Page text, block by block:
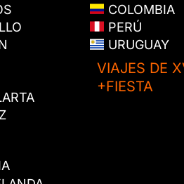
COLOMBIA
PERÚ
URUGUAY
VIAJES DE
+FIESTA